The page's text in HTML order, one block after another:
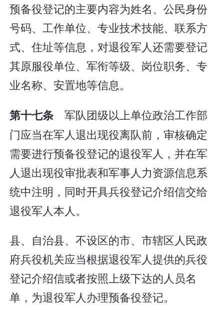
预备役登记的主要内容为姓名、公民身份
号码、工作单位、专业技术技能、联系方
式、住址等信息，对退役军人还需要登记
其原服役单位、军衔等级、岗位职务、专
业名称、安置地等信息。
第十七条军队团级以上单位政治工作部
门应当在军人退出现役离队前，审核确定
需要进行预备役登记的退役军人，并在军
人退出现役审批表和军事人力资源信息系
统中注明，同时开具兵役登记介绍信交给
退役军人本人。
县、自治县、不设区的市、市辖区人民政
府兵役机关应当根据退役军人提供的兵役
登记介绍信或者按照上级下达的人员名
单，为退役军人办理预备役登记。